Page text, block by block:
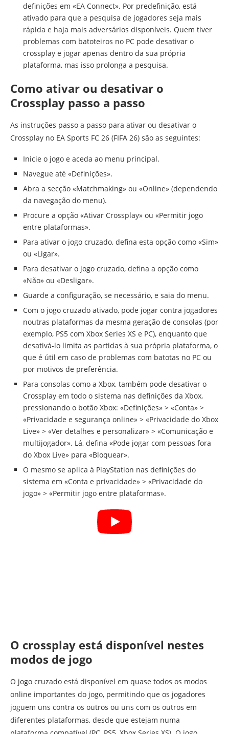
definições em «EA Connect». Por predefinição, está
ativado para que a pesquisa de jogadores seja mais
rápida e haja mais adversários disponíveis. Quem tiver
problemas com batoteiros no PC pode desativar o
crossplay e jogar apenas dentro da sua própria
plataforma, mas isso prolonga a pesquisa.
Como ativar ou desativar o
Crossplay passo a passo
As instruções passo a passo para ativar ou desativar o
Crossplay no EA Sports FC 26 (FIFA 26) são as seguintes:
Inicie o jogo e aceda ao menu principal.
Navegue até «Definições».
Abra a secção «Matchmaking» ou «Online» (dependendo
da navegação do menu).
Procure a opção «Ativar Crossplay» ou «Permitir jogo
entre plataformas».
Para ativar o jogo cruzado, defina esta opção como «Sim»
ou «Ligar».
Para desativar o jogo cruzado, defina a opção como
«Não» ou «Desligar».
Guarde a configuração, se necessário, e saia do menu.
Com o jogo cruzado ativado, pode jogar contra jogadores
noutras plataformas da mesma geração de consolas (por
exemplo, PS5 com Xbox Series XS e PC), enquanto que
desativá-lo limita as partidas à sua própria plataforma, o
que é útil em caso de problemas com batotas no PC ou
por motivos de preferência.
Para consolas como a Xbox, também pode desativar o
Crossplay em todo o sistema nas definições da Xbox,
pressionando o botão Xbox: «Definições» > «Conta» >
«Privacidade e segurança online» > «Privacidade do Xbox
Live» > «Ver detalhes e personalizar» > «Comunicação e
multijogador». Lá, defina «Pode jogar com pessoas fora
do Xbox Live» para «Bloquear».
O mesmo se aplica à PlayStation nas definições do
sistema em «Conta e privacidade» > «Privacidade do
jogo» > «Permitir jogo entre plataformas».
O crossplay está disponível nestes
modos de jogo
O jogo cruzado está disponível em quase todos os modos
online importantes do jogo, permitindo que os jogadores
joguem uns contra os outros ou uns com os outros em
diferentes plataformas, desde que estejam numa